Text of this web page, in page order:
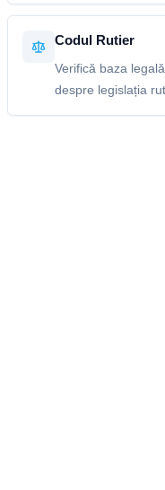
Codul Rutier
Verifică baza
despre legislația